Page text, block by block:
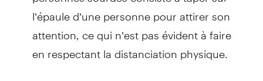
l’épaule d’une personne pour attirer son
attention, ce qui n’est pas évident à faire
en respectant la distanciation physique.